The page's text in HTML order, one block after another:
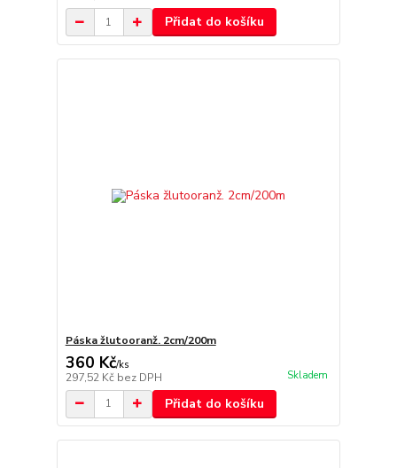
Přidat do košíku
Páska žlutooranž. 2cm/200m
360 Kč/ks
297,52 Kč bez DPH Skladem
Přidat do košíku